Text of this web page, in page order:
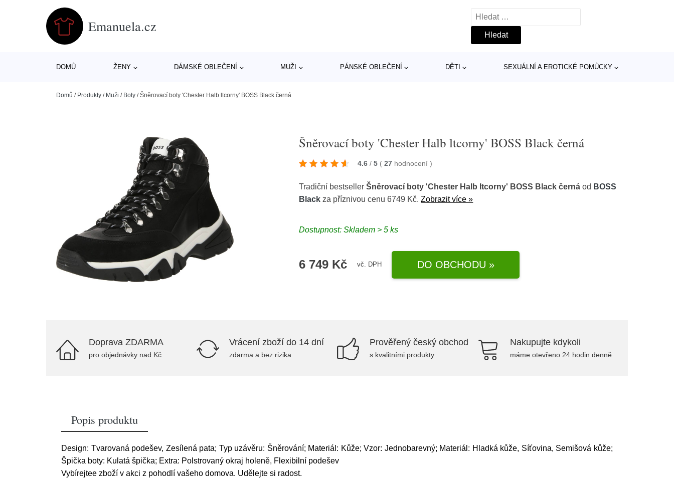
Emanuela.cz
Vyhledávání
DOMŮ ŽENY DÁMSKÉ OBLEČENÍ MUŽI PÁNSKÉ OBLEČENÍ DĚTI SEXUÁLNÍ A EROTICKÉ POMŮCKY
Domů / Produkty / Muži / Boty /Šněrovací boty 'Chester Halb ltcorny' BOSS Black černá
Šněrovací boty 'Chester Halb ltcorny' BOSS Black černá
4.6 / 5 ( 27 hodnocení)
Tradiční bestsellerŠněrovací boty 'Chester Halb ltcorny' BOSS Black černá od BOSS
Black za příznivou cenu 6749 Kč.Zobrazit více »
Dostupnost: Skladem > 5 ks
6 749 Kč vč. DPH DO OBCHODU »
Doprava ZDARMA
pro objednávky nad Kč
Vrácení zboží do 14 dní
zdarma a bez rizika
Prověřený český obchod
s kvalitními produkty
Nakupujte kdykoli
máme otevřeno 24 hodin denně
Popis produktu
Design: Tvarovaná podešev, Zesílená pata; Typ uzávěru: Šněrování; Materiál: Kůže; Vzor: Jednobarevný; Materiál: Hladká kůže, Síťovina, Semišová kůže;
Špička boty: Kulatá špička; Extra: Polstrovaný okraj holeně, Flexibilní podešev
Vybírejtee zboží v akci z pohodlí vašeho domova. Udělejte si radost.